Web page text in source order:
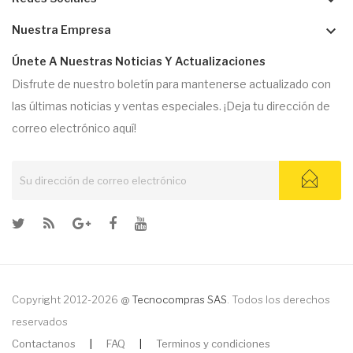
Nuestra Empresa keyboard_arrow_down
Únete A Nuestras Noticias Y Actualizaciones
Disfrute de nuestro boletín para mantenerse actualizado con
las últimas noticias y ventas especiales. ¡Deja tu dirección de
correo electrónico aquí!
Copyright 2012-2026 @ Tecnocompras SAS . Todos los derechos
reservados
Contactanos
FAQ Terminos y condiciones